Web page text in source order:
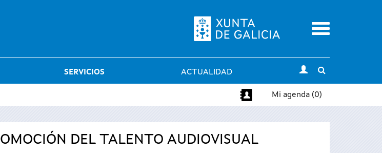
Menu
SERVICIOS ACTUALIDAD
search
Mi agenda (0)
DEL TALENTO AUDIOVISUAL